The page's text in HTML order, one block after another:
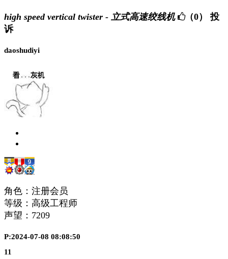
high speed vertical twister - 立式高速绞线机 （0）
投
诉
daoshudiyi
角色：注册会员
等级：高级工程师
声望： 7209
P:2024-07-08 08:08:50
11